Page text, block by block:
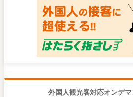
外国人観光客対応オンデ